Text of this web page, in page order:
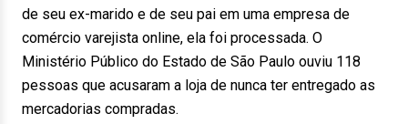
de seu ex-marido e de seu pai em uma empresa de
comércio varejista online, ela foi processada. O
Ministério Público do Estado de São Paulo ouviu 118
pessoas que acusaram a loja de nunca ter entregado as
mercadorias compradas.